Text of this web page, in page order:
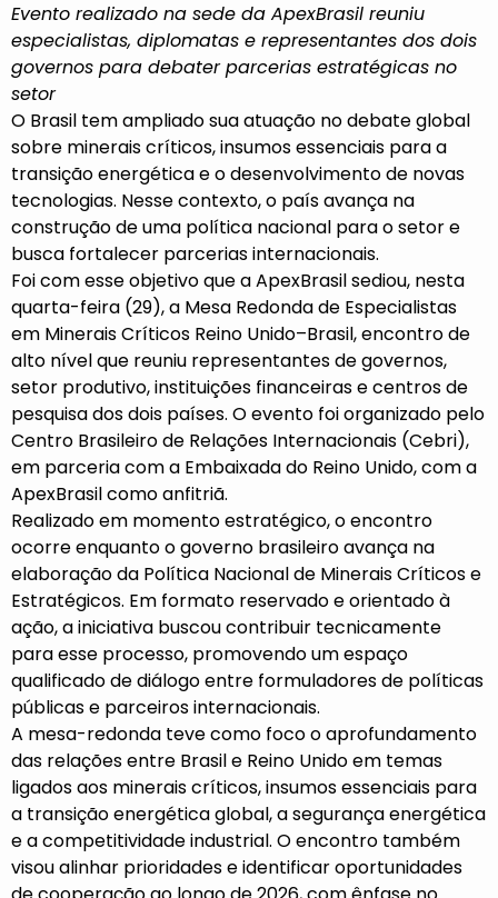
Evento realizado na sede da ApexBrasil reuniu
especialistas, diplomatas e representantes dos dois
governos para debater parcerias estratégicas no
setor
O Brasil tem ampliado sua atuação no debate global
sobre minerais críticos, insumos essenciais para a
transição energética e o desenvolvimento de novas
tecnologias. Nesse contexto, o país avança na
construção de uma política nacional para o setor e
busca fortalecer parcerias internacionais.
Foi com esse objetivo que a ApexBrasil sediou, nesta
quarta-feira (29), a Mesa Redonda de Especialistas
em Minerais Críticos Reino Unido–Brasil, encontro de
alto nível que reuniu representantes de governos,
setor produtivo, instituições financeiras e centros de
pesquisa dos dois países. O evento foi organizado pelo
Centro Brasileiro de Relações Internacionais (Cebri),
em parceria com a Embaixada do Reino Unido, com a
ApexBrasil como anfitriã.
Realizado em momento estratégico, o encontro
ocorre enquanto o governo brasileiro avança na
elaboração da Política Nacional de Minerais Críticos e
Estratégicos. Em formato reservado e orientado à
ação, a iniciativa buscou contribuir tecnicamente
para esse processo, promovendo um espaço
qualificado de diálogo entre formuladores de políticas
públicas e parceiros internacionais.
A mesa-redonda teve como foco o aprofundamento
das relações entre Brasil e Reino Unido em temas
ligados aos minerais críticos, insumos essenciais para
a transição energética global, a segurança energética
e a competitividade industrial. O encontro também
visou alinhar prioridades e identificar oportunidades